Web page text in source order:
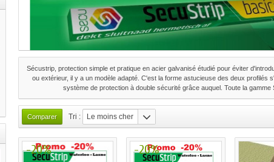
Sécustrip, protection simple et pratique en acier galvanisé étudié pour éviter
ou extérieur, il y a un modèle adapté. C'est la forme astucieuse des deux profilés
système de protection à double sécurité grâce auquel. Toute la
Tri : Le moins cher
-20% -20%